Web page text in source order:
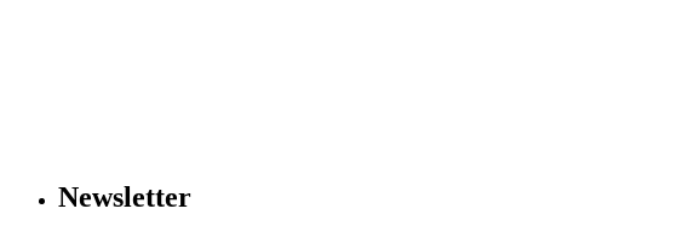
Newsletter